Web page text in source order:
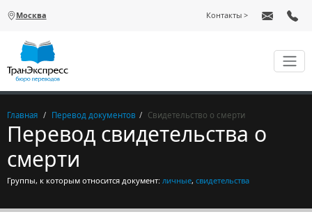
Москва Контакты
Главная Перевод документов Свидетельство о смерти
Перевод свидетельства о
смерти
Группы, к которым относится документ: личные, свидетельства